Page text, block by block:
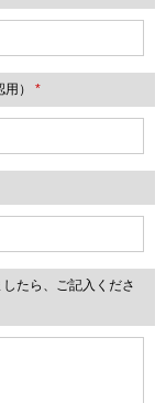
） *
たら、ご記入くださ